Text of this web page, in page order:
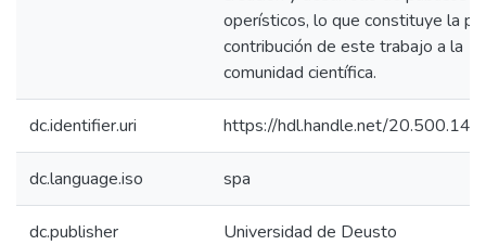
operísticos, lo que constituye la
contribución de este trabajo a la
comunidad científica.
dc.identifier.uri https://hdl.handle.net/
dc.language.iso spa
dc.publisher Universidad de Deusto